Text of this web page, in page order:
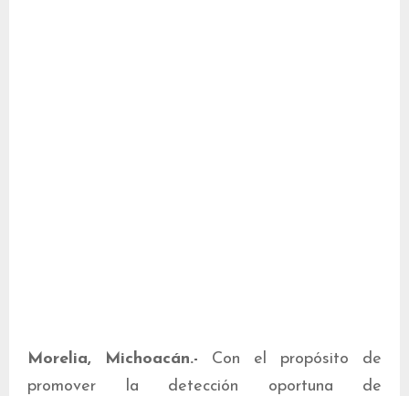
Morelia, Michoacán.- Con el propósito de
promover la detección oportuna de